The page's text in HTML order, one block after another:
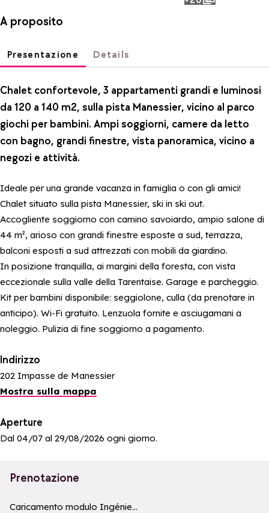
photos
A proposito
Presentazione Details
Chalet confortevole, 3 appartamenti grandi e luminosi
da 120 a 140 m2, sulla pista Manessier, vicino al parco
giochi per bambini. Ampi soggiorni, camere da letto
con bagno, grandi finestre, vista panoramica, vicino a
negozi e attività.
Ideale per una grande vacanza in famiglia o con gli amici!
Chalet situato sulla pista Manessier, ski in ski out.
Accogliente soggiorno con camino savoiardo, ampio salone di
44 m², arioso con grandi finestre esposte a sud, terrazza,
balconi esposti a sud attrezzati con mobili da giardino.
In posizione tranquilla, ai margini della foresta, con vista
eccezionale sulla valle della Tarentaise. Garage e parcheggio.
Kit per bambini disponibile: seggiolone, culla (da prenotare in
anticipo). Wi-Fi gratuito. Lenzuola fornite e asciugamani a
noleggio. Pulizia di fine soggiorno a pagamento.
Indirizzo
202 Impasse de Manessier
Mostra sulla mappa
Aperture
Dal 04/07 al 29/08/2026 ogni giorno.
Prenotazione
a11y_module_ingenie_texte
Caricamento modulo Ingénie...